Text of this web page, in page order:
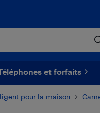
et forfaits
pour la maison